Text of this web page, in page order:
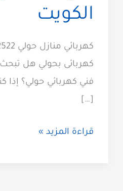
الكويت
كهربائى بحولي هل
فني كهربائي حولي؟
[…]
كهربائي
قراءة المزيد »